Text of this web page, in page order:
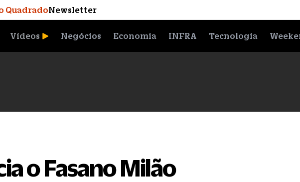
QuadradoNewsletter
Vídeos Negócios Economia INFRA Tecnologia
o Fasano Milão